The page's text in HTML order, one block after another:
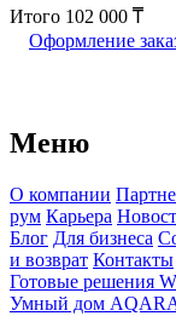
Итого 102 000
Оформление
Меню
О компании
рум Карьера
Блог Для бизнеса
и возврат Контакты
Готовые решения
Умный дом